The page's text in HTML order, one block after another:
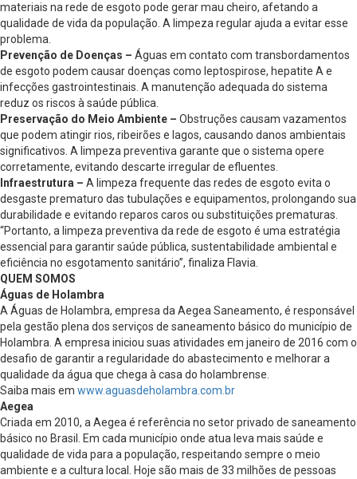
materiais na rede de esgoto pode gerar mau cheiro, afetando a
qualidade de vida da população. A limpeza regular ajuda a evitar esse
problema.
Prevenção de Doenças – Águas em contato com transbordamentos
de esgoto podem causar doenças como leptospirose, hepatite A e
infecções gastrointestinais. A manutenção adequada do sistema
reduz os riscos à saúde pública.
Preservação do Meio Ambiente – Obstruções causam vazamentos
que podem atingir rios, ribeirões e lagos, causando danos ambientais
significativos. A limpeza preventiva garante que o sistema opere
corretamente, evitando descarte irregular de efluentes.
Infraestrutura – A limpeza frequente das redes de esgoto evita o
desgaste prematuro das tubulações e equipamentos, prolongando sua
durabilidade e evitando reparos caros ou substituições prematuras.
“Portanto, a limpeza preventiva da rede de esgoto é uma estratégia
essencial para garantir saúde pública, sustentabilidade ambiental e
eficiência no esgotamento sanitário”, finaliza Flavia.
QUEM SOMOS
Águas de Holambra
A Águas de Holambra, empresa da Aegea Saneamento, é responsável
pela gestão plena dos serviços de saneamento básico do município de
Holambra. A empresa iniciou suas atividades em janeiro de 2016 com o
desafio de garantir a regularidade do abastecimento e melhorar a
qualidade da água que chega à casa do holambrense.
Saiba mais em www.aguasdeholambra.com.br
Aegea
Criada em 2010, a Aegea é referência no setor privado de saneamento
básico no Brasil. Em cada município onde atua leva mais saúde e
qualidade de vida para a população, respeitando sempre o meio
ambiente e a cultura local. Hoje são mais de 33 milhões de pessoas